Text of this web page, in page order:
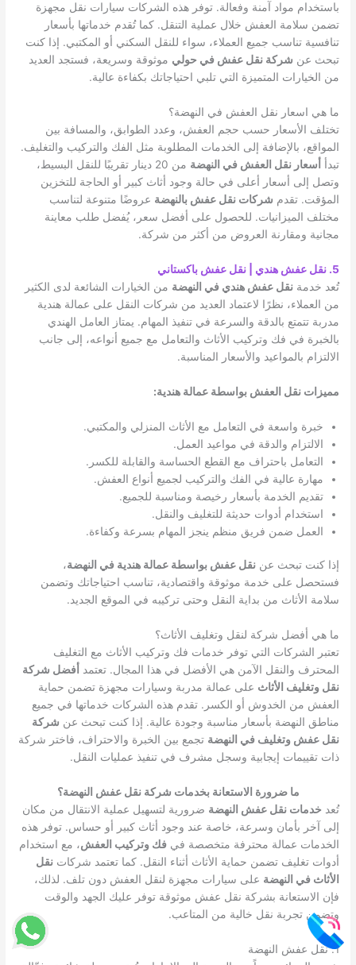
باستخدام مواد آمنة وفعالة. توفر هذه الشركات سيارات نقل مجهزة
تضمن سلامة العفش خلال عملية التنقل. كما تُقدم خدماتها بأسعار
تنافسية تناسب جميع العملاء، سواء للنقل السكني أو المكتبي. إذا كنت
تبحث عن شركة نقل عفش في حولي موثوقة وسريعة، فستجد العديد
من الخيارات المتميزة التي تلبي احتياجاتك بكفاءة عالية.
ما هي اسعار نقل العفش في النهضة؟
تختلف الأسعار حسب حجم العفش، وعدد الطوابق، والمسافة بين
المواقع، بالإضافة إلى الخدمات المطلوبة مثل الفك والتركيب والتغليف.
تبدأ
أسعار نقل العفش في النهضة
من 20 دينار تقريبًا للنقل البسيط،
وتصل إلى أسعار أعلى في حالة وجود أثاث كبير أو الحاجة للتخزين
المؤقت. تقدم شركات نقل عفش بالنهضة عروضًا متنوعة لتناسب
مختلف الميزانيات. للحصول على أفضل سعر، يُفضل طلب معاينة
مجانية ومقارنة العروض من أكثر من شركة.
5. نقل عفش هندي | نقل عفش باكستاني
تُعد خدمةنقل عفش هندي في النهضة من الخيارات الشائعة لدى الكثير
من العملاء، نظرًا لاعتماد العديد من شركات النقل على عمالة هندية
مدربة تتمتع بالدقة والسرعة في تنفيذ المهام. يمتاز العامل الهندي
بالخبرة في فك وتركيب الأثاث والتعامل مع جميع أنواعه، إلى جانب
الالتزام بالمواعيد والأسعار المناسبة.
مميزات نقل العفش بواسطة عمالة هندية:
خبرة واسعة في التعامل مع الأثاث المنزلي والمكتبي.
الالتزام والدقة في مواعيد العمل.
التعامل باحتراف مع القطع الحساسة والقابلة للكسر.
مهارة عالية في الفك والتركيب لجميع أنواع العفش.
تقديم الخدمة بأسعار رخيصة ومناسبة للجميع.
استخدام أدوات حديثة للتغليف والنقل.
العمل ضمن فريق منظم ينجز المهام بسرعة وكفاءة.
إذا كنت تبحث عننقل عفش بواسطة عمالة هندية في النهضة،
فستحصل على خدمة موثوقة واقتصادية، تناسب احتياجاتك وتضمن
سلامة الأثاث من بداية النقل وحتى تركيبه في الموقع الجديد.
ما هي أفضل شركة لنقل وتغليف الأثاث؟
تعتبر الشركات التي توفر خدمات فك وتركيب الأثاث مع التغليف
المحترف والنقل الآمن هي الأفضل في هذا المجال. تعتمد
أفضل شركة
نقل وتغليف الأثاث على عمالة مدربة وسيارات مجهزة تضمن حماية
العفش من الخدوش أو الكسر. تقدم هذه الشركات خدماتها في جميع
مناطق النهضة بأسعار مناسبة وجودة عالية. إذا كنت تبحث عن شركة
نقل عفش وتغليف في النهضة تجمع بين الخبرة والاحتراف، فاختر شركة
ذات تقييمات إيجابية وسجل مشرف في تنفيذ عمليات النقل.
ما ضرورة الاستعانة بخدمات شركة نقل عفش النهضة؟
تُعد خدمات نقل عفش النهضة ضرورية لتسهيل عملية الانتقال من مكان
إلى آخر بأمان وسرعة، خاصة عند وجود أثاث كبير أو حساس. توفر هذه
الخدمات عمالة محترفة متخصصة فيفك وتركيب العفش، مع استخدام
أدوات تغليف تضمن حماية الأثاث أثناء النقل. كما تعتمد شركاتنقل
الأثاث في النهضة على سيارات مجهزة لنقل العفش دون تلف. لذلك،
فإن الاستعانة بشركة نقل عفش موثوقة توفر عليك الجهد والوقت
وتضمن تجربة نقل خالية من المتاعب.
1. نقل عفش النهضة